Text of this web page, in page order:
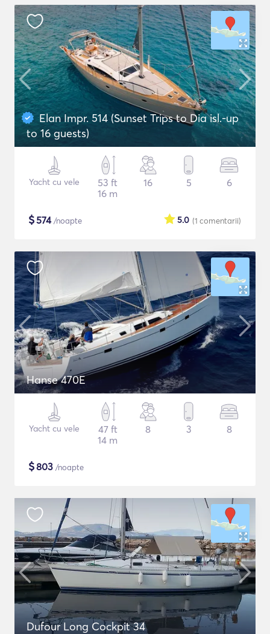
Elan Impr. 514 (Sunset Trips to Dia isl.-up
to 16 guests)
Yacht cu vele
53 ft
16 m
16 5 6
$574/noapte (1 comentarii)
5.0
Hanse 470E
Yacht cu vele
47 ft
14 m
8 3 8
$803 /noapte
Dufour Long Cockpit 34